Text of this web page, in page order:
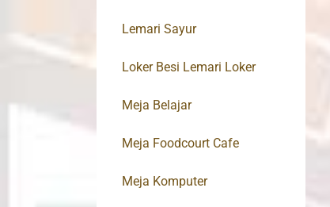
Lemari Sayur
Loker Besi Lemari Loker
Meja Belajar
Meja Foodcourt Cafe
Meja Komputer